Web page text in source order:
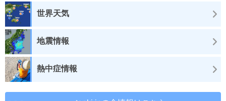
世界天気
地震情報
熱中症情報